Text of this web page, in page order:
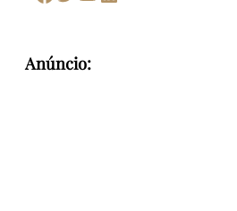
Anúncio: